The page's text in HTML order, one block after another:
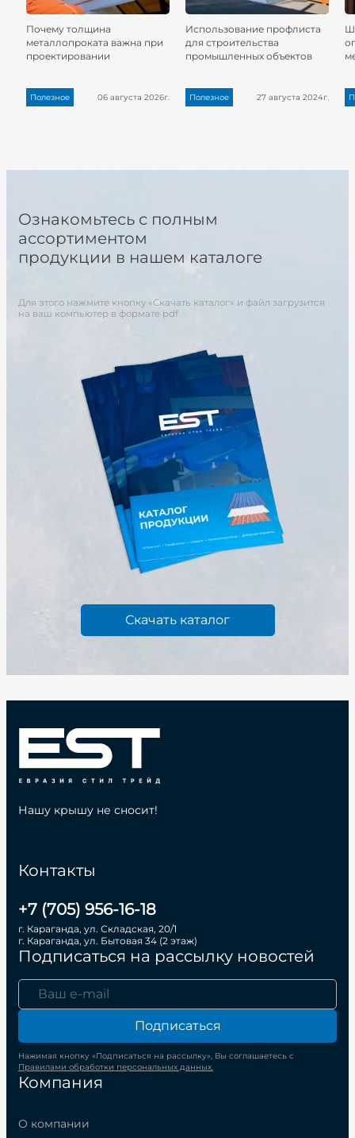
Почему толщина
металлопроката важна при
проектировании
Полезное 06 августа 2026г.
Использование профлиста
для строительства
промышленных объектов
Полезное 27 августа 2024г.
Ознакомьтесь с полным
ассортиментом
продукции в нашем каталоге
Для этого нажмите кнопку «Скачать каталог» и файл загрузится
на ваш компьютер в формате pdf
Скачать каталог
Компания
О компании
Контакты
+7 (705) 956-16-18
г. Караганда, ул. Складская, 20/1
г. Караганда, ул. Бытовая 34 (2 этаж)
Подписаться на рассылку новостей
Подписаться
Нажимая кнопку «Подписаться на рассылку», Вы соглашаетесь с
Правилами обработки персональных данных.
Нашу крышу не сносит!